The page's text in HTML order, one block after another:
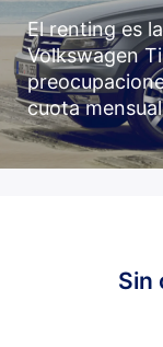
El renting es
Volkswagen
cuota
Sin